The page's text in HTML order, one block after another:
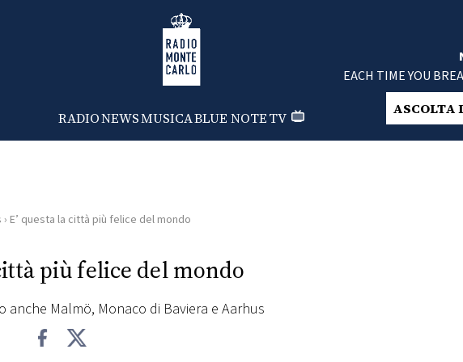
Radio Monte Carlo
RADIONEWSMUSICABLUE NOTETV
EACH TIME YOU
ASCOLTA
› E’ questa la città più felice del mondo
più felice del mondo
Malmö, Monaco di Baviera e Aarhus